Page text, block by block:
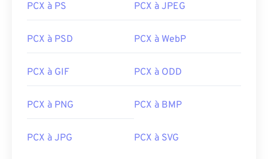
PCX à PS PCX à JPEG
PCX à PSD PCX à WebP
PCX à GIF PCX à ODD
PCX à PNG PCX à BMP
PCX à JPG PCX à SVG